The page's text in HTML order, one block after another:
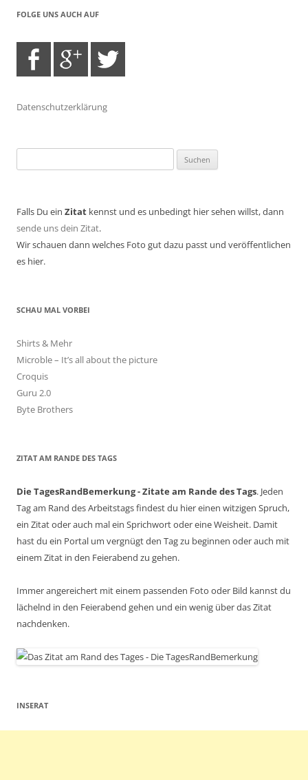
FOLGE UNS AUCH AUF
Datenschutzerklärung
nach:
Falls Du ein Zitat kennst und es unbedingt hier sehen willst, dann
sende uns dein Zitat.
Wir schauen dann welches Foto gut dazu passt und veröffentlichen
es hier.
SCHAU MAL VORBEI
Shirts & Mehr
Microble – It’s all about the picture
Croquis
Guru 2.0
Byte Brothers
ZITAT AM RANDE DES TAGS
Die TagesRandBemerkung - Zitate am Rande des Tags. Jeden
Tag am Rand des Arbeitstags findest du hier einen witzigen Spruch,
ein Zitat oder auch mal ein Sprichwort oder eine Weisheit. Damit
hast du ein Portal um vergnügt den Tag zu beginnen oder auch mit
einem Zitat in den Feierabend zu gehen.
Immer angereichert mit einem passenden Foto oder Bild kannst du
lächelnd in den Feierabend gehen und ein wenig über das Zitat
nachdenken.
INSERAT